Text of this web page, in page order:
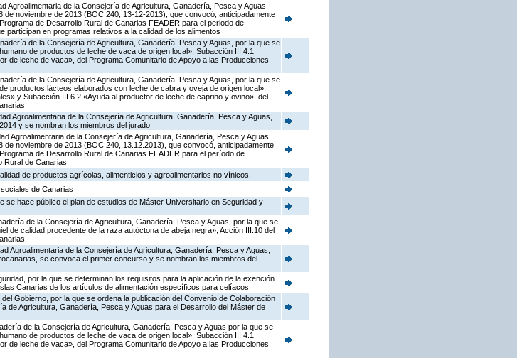
Agroalimentaria de la Consejería de Agricultura, Ganadería, Pesca y Aguas,
noviembre de 2013 (BOC 240, 13-12-2013), que convocó, anticipadamente
de Desarrollo Rural de Canarias FEADER para el periodo de
participan en programas relativos a la calidad de los alimentos
de la Consejería de Agricultura, Ganadería, Pesca y Aguas, por la que se
de productos de leche de vaca de origen local», Subacción III.4.1
de leche de vaca», del Programa Comunitario de Apoyo a las Producciones
de la Consejería de Agricultura, Ganadería, Pesca y Aguas, por la que se
productos lácteos elaborados con leche de cabra y oveja de origen local»,
y Subacción III.6.2 «Ayuda al productor de leche de caprino y ovino», del
Agroalimentaria de la Consejería de Agricultura, Ganadería, Pesca y Aguas,
y se nombran los miembros del jurado
Agroalimentaria de la Consejería de Agricultura, Ganadería, Pesca y Aguas,
noviembre de 2013 (BOC 240, 13.12.2013), que convocó, anticipadamente
de Desarrollo Rural de Canarias FEADER para el período de
Rural de Canarias
de productos agrícolas, alimenticios y agroalimentarios no vínicos
de Canarias
se hace público el plan de estudios de Máster Universitario en Seguridad y
de la Consejería de Agricultura, Ganadería, Pesca y Aguas, por la que se
de calidad procedente de la raza autóctona de abeja negra», Acción III.10 del
Agroalimentaria de la Consejería de Agricultura, Ganadería, Pesca y Aguas,
se convoca el primer concurso y se nombran los miembros del
por la que se determinan los requisitos para la aplicación de la exención
Canarias de los artículos de alimentación específicos para celíacos
Gobierno, por la que se ordena la publicación del Convenio de Colaboración
de Agricultura, Ganadería, Pesca y Aguas para el Desarrollo del Máster de
de la Consejería de Agricultura, Ganadería, Pesca y Aguas por la que se
de productos de leche de vaca de origen local», Subacción III.4.1
de leche de vaca», del Programa Comunitario de Apoyo a las Producciones